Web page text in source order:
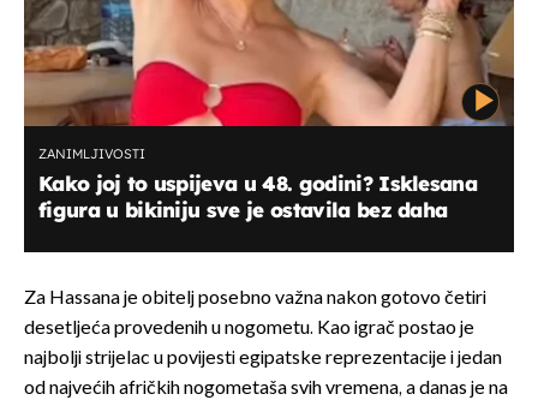
ZANIMLJIVOSTI
Kako joj to uspijeva u 48. godini? Isklesana
figura u bikiniju sve je ostavila bez daha
Za Hassana je obitelj posebno važna nakon gotovo četiri
desetljeća provedenih u nogometu. Kao igrač postao je
najbolji strijelac u povijesti egipatske reprezentacije i jedan
od najvećih afričkih nogometaša svih vremena, a danas je na